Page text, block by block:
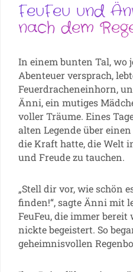
FeuFeu und
nach dem
In einem bunten Tal, wo
Abenteuer versprach,
Feuerdracheneinhorn,
Änni, ein mutiges
voller Träume. Eines
alten Legende über
die Kraft hatte, die Welt
und Freude zu tauchen.
„Stell dir vor, wie schön
finden!“, sagte Änni mit
FeuFeu, die immer
nickte begeistert. So
geheimnisvollen